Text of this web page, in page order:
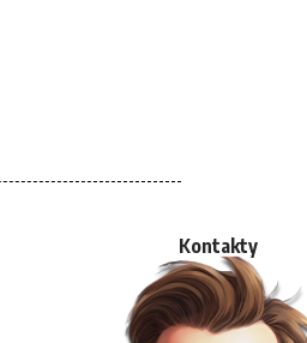
Kontakty